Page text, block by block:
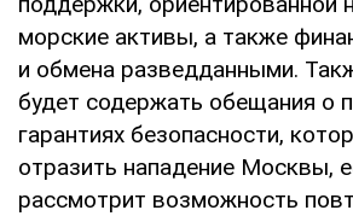
морские активы, а также
и обмена разведданными.
будет содержать обещания о
гарантиях безопасности,
отразить нападение Москвы,
рассмотрит возможность